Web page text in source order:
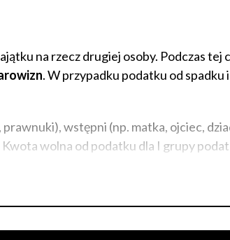
na rzecz drugiej osoby. Podczas tej
. W przypadku podatku od spadku
wstępni (np. matka, ojciec,
wolna od podatku dla I grupy